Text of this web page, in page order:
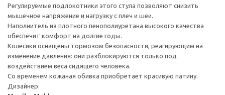
Регулируемые подлокотники этого стула позволяют снизить
мышечное напряжение и нагрузку с плеч и шеи.
Наполнитель из плотного пенополиуретана высокого качества
обеспечит комфорт на долгие годы.
Колесики оснащены тормозом безопасности, реагирующим на
изменение давления: они разблокируются только под
воздействием веса сидящего человека.
Со временем кожаная обивка приобретает красивую патину.
Дизайнер: